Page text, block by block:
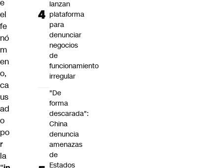
e
el
fe
nó
m
en
o,
ca
us
ad
o
po
r
la
lanzan
plataforma
para
denunciar
negocios
de
funcionamiento
irregular
"De
forma
descarada":
China
denuncia
amenazas
de
Estados